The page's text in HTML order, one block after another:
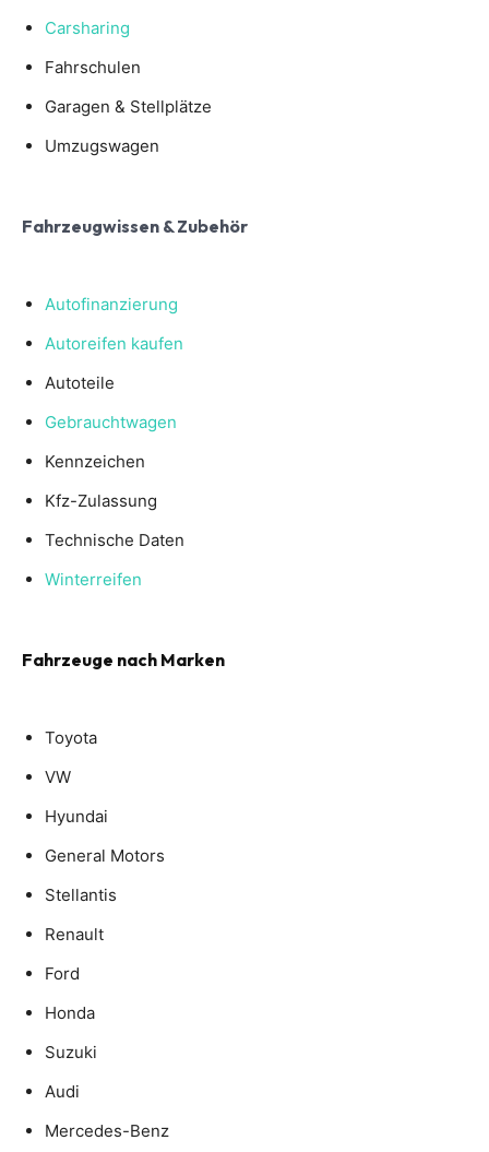
Carsharing
Fahrschulen
Garagen & Stellplätze
Umzugswagen
Fahrzeugwissen & Zubehör
Autofinanzierung
Autoreifen kaufen
Autoteile
Gebrauchtwagen
Kennzeichen
Kfz-Zulassung
Technische Daten
Winterreifen
Fahrzeuge nach Marken
Toyota
VW
Hyundai
General Motors
Stellantis
Renault
Ford
Honda
Suzuki
Audi
Mercedes-Benz